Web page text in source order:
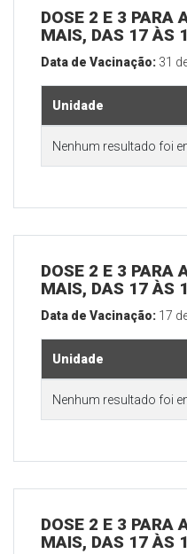
DOSE 2 E 3 PARA
MAIS, DAS 17 ÀS
Data de Vacinação: 31
Unidade
Nenhum resultado foi
DOSE 2 E 3 PARA
MAIS, DAS 17 ÀS
Data de Vacinação: 17
Unidade
Nenhum resultado foi
DOSE 2 E 3 PARA
MAIS, DAS 17 ÀS